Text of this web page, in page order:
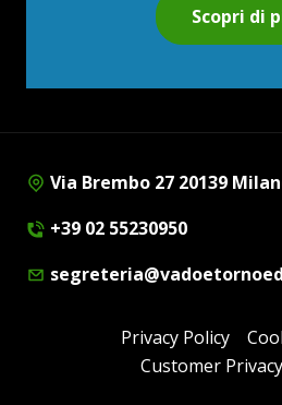
Scopri di
Via Brembo 27 20139
+39 02 55230950
Privacy Policy
Customer